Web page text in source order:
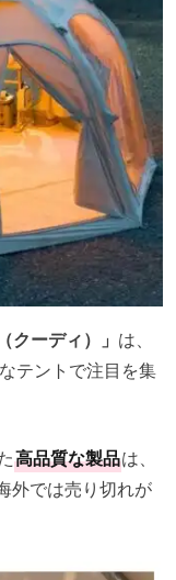
クーディ）」 は、
テントで注目を集
高品質な製品は、
外では売り切れが